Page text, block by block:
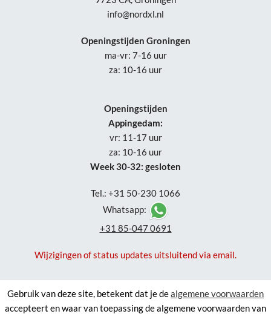
info@nordxl.nl
Openingstijden Groningen
ma-vr: 7-16 uur
za: 10-16 uur
Openingstijden
Appingedam:
vr: 11-17 uur
za: 10-16 uur
Week 30-32: gesloten
Tel.: +31 50-230 1066
Whatsapp:
+31 85-047 0691
Wijzigingen of status updates uitsluitend via email.
Gebruik van deze site, betekent dat je dealgemene voorwaarden
accepteert en waar van toepassing de algemene voorwaarden van